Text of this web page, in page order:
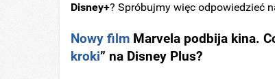
Disney+? Spróbujmy więc odpowiedzieć
Nowy film Marvela podbija kina.
kroki” na Disney Plus?